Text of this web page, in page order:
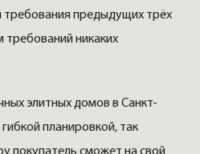
предыдущих трёх
требований никаких
элитных домов в Санкт-
планировкой, так
покупатель сможет на свой